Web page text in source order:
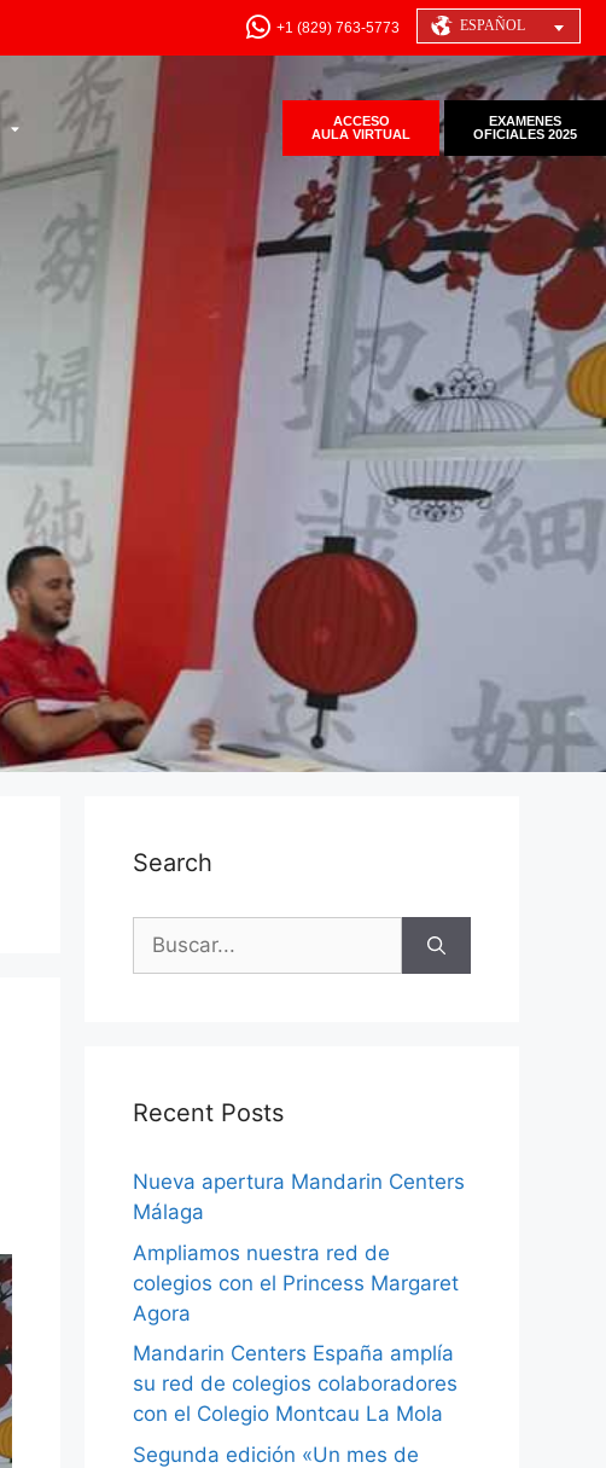
+1 (829) 763-5773 ESPAÑOL
ACCESO
AULA VIRTUAL
EXAMENES
OFICIALES 2025
Search
Recent Posts
Nueva apertura Mandarin Centers
Málaga
Ampliamos nuestra red de
colegios con el Princess Margaret
Agora
Mandarin Centers España amplía
su red de colegios colaboradores
con el Colegio Montcau La Mola
Segunda edición «Un mes de